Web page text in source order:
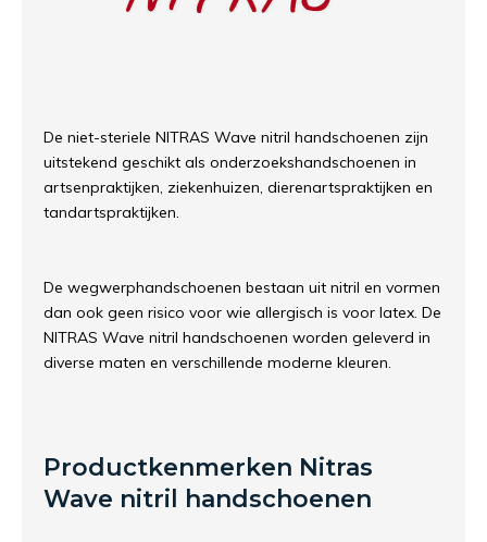
De niet-steriele NITRAS Wave nitril handschoenen zijn
uitstekend geschikt als onderzoekshandschoenen in
artsenpraktijken, ziekenhuizen, dierenartspraktijken en
tandartspraktijken.
De wegwerphandschoenen bestaan uit nitril en vormen
dan ook geen risico voor wie allergisch is voor latex. De
NITRAS Wave nitril handschoenen worden geleverd in
diverse maten en verschillende moderne kleuren.
Productkenmerken Nitras
Wave nitril handschoenen